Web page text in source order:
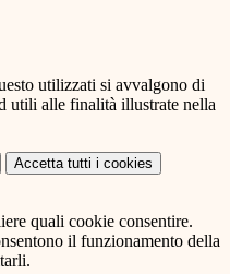
utilizzati si avvalgono di
utili alle finalità illustrate nella
Accetta tutti i cookies
quali cookie consentire.
il funzionamento della